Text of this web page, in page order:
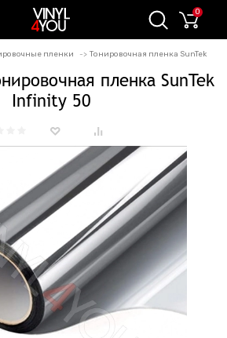
0
пленки Тонировочная пленка SunTek
пленка SunTek
Infinity 50